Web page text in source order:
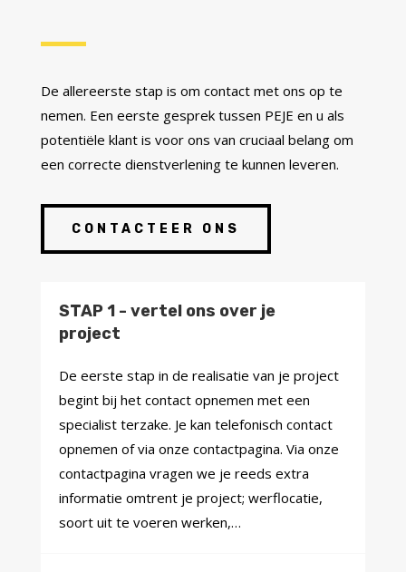
De allereerste stap is om contact met ons op te
nemen. Een eerste gesprek tussen PEJE en u als
potentiële klant is voor ons van cruciaal belang om
een correcte dienstverlening te kunnen leveren.
CONTACTEER ONS
STAP 1 - vertel ons over je
project
De eerste stap in de realisatie van je project
begint bij het contact opnemen met een
specialist terzake. Je kan telefonisch contact
opnemen of via onze contactpagina. Via onze
contactpagina vragen we je reeds extra
informatie omtrent je project; werflocatie,
soort uit te voeren werken,…